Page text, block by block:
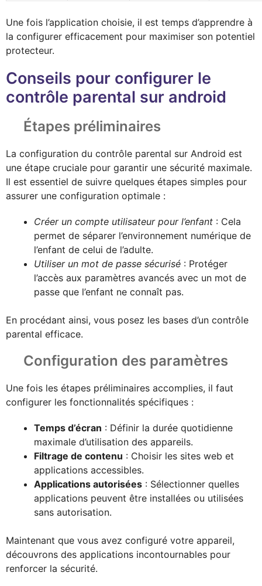
Une fois l’application choisie, il est temps d’apprendre à
la configurer efficacement pour maximiser son potentiel
protecteur.
Conseils pour configurer le
contrôle parental sur android
Étapes préliminaires
La configuration du contrôle parental sur Android est
une étape cruciale pour garantir une sécurité maximale.
Il est essentiel de suivre quelques étapes simples pour
assurer une configuration optimale :
Créer un compte utilisateur pour l’enfant : Cela
permet de séparer l’environnement numérique de
l’enfant de celui de l’adulte.
Utiliser un mot de passe sécurisé : Protéger
l’accès aux paramètres avancés avec un mot de
passe que l’enfant ne connaît pas.
En procédant ainsi, vous posez les bases d’un contrôle
parental efficace.
Configuration des paramètres
Une fois les étapes préliminaires accomplies, il faut
configurer les fonctionnalités spécifiques :
Temps d’écran : Définir la durée quotidienne
maximale d’utilisation des appareils.
Filtrage de contenu : Choisir les sites web et
applications accessibles.
Applications autorisées : Sélectionner quelles
applications peuvent être installées ou utilisées
sans autorisation.
Maintenant que vous avez configuré votre appareil,
découvrons des applications incontournables pour
renforcer la sécurité.